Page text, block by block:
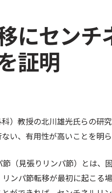
にセンチ
証明
）教授の北川雄光氏らの研
い、有用性が高いことを明ら
（見張りリンパ節）とは、
ンパ節転移が最初に起こる